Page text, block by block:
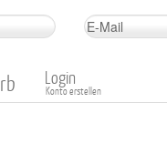
Login
Konto erstellen